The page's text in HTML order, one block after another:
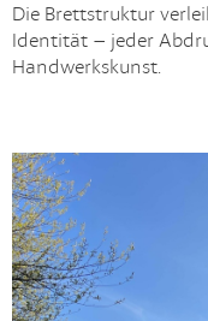
Die Brettstruktur
Identität – jeder
Handwerkskunst.